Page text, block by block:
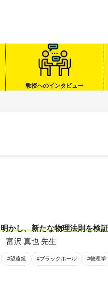
教授へのインタビュー
かし、新たな物理法則を検証
富沢 真也 先生
#望遠鏡 #ブラックホール #物理学